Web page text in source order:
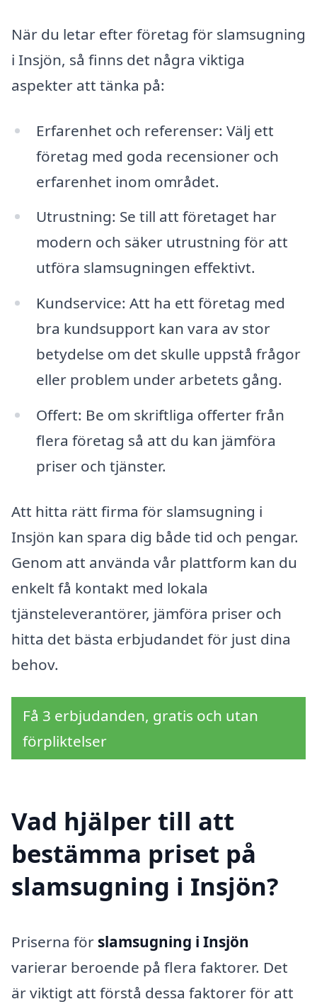
När du letar efter företag för slamsugning
i Insjön, så finns det några viktiga
aspekter att tänka på:
Erfarenhet och referenser: Välj ett
företag med goda recensioner och
erfarenhet inom området.
Utrustning: Se till att företaget har
modern och säker utrustning för att
utföra slamsugningen effektivt.
Kundservice: Att ha ett företag med
bra kundsupport kan vara av stor
betydelse om det skulle uppstå frågor
eller problem under arbetets gång.
Offert: Be om skriftliga offerter från
flera företag så att du kan jämföra
priser och tjänster.
Att hitta rätt firma för slamsugning i
Insjön kan spara dig både tid och pengar.
Genom att använda vår plattform kan du
enkelt få kontakt med lokala
tjänsteleverantörer, jämföra priser och
hitta det bästa erbjudandet för just dina
behov.
Få 3 erbjudanden, gratis och utan
förpliktelser
Vad hjälper till att
bestämma priset på
slamsugning i Insjön?
Priserna för slamsugning i Insjön
varierar beroende på flera faktorer. Det
är viktigt att förstå dessa faktorer för att